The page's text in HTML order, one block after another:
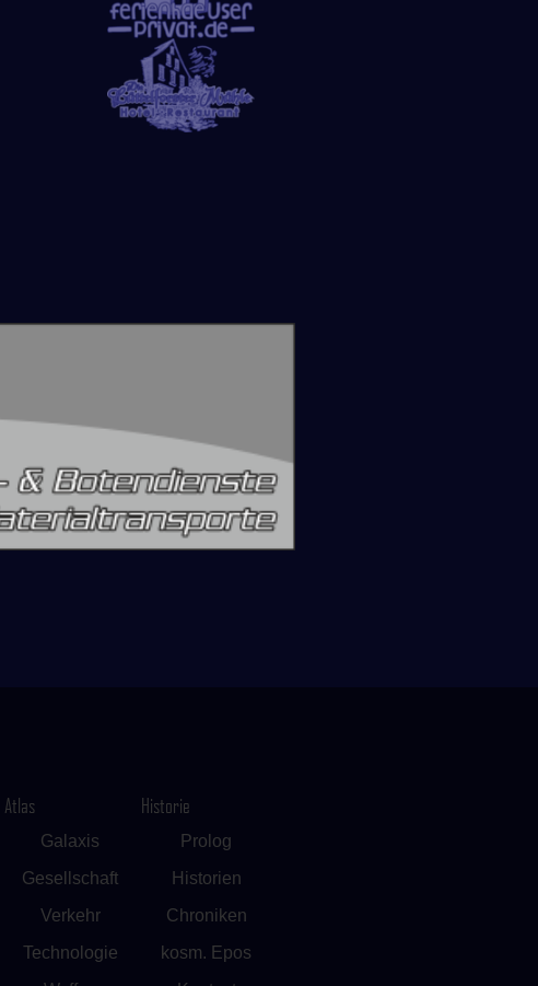
Atlas
Galaxis
Gesellschaft
Verkehr
Technologie
Historie
Prolog
Historien
Chroniken
kosm. Epos